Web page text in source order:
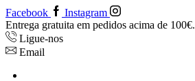
Facebook
Instagram
Entrega gratuita em pedidos acima de 100€.
Ligue-nos
Email